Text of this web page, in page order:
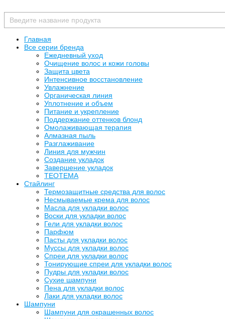
Главная
Все серии бренда
Ежедневный уход
Очищение волос и кожи головы
Защита цвета
Интенсивное восстановление
Увлажнение
Органическая линия
Уплотнение и объем
Питание и укрепление
Поддержание оттенков блонд
Омолаживающая терапия
Алмазная пыль
Разглаживание
Линия для мужчин
Создание укладок
Завершение укладок
TEOTEMA
Стайлинг
Термозащитные средства для волос
Несмываемые крема для волос
Масла для укладки волос
Воски для укладки волос
Гели для укладки волос
Парфюм
Пасты для укладки волос
Муссы для укладки волос
Спреи для укладки волос
Тонирующие спреи для укладки волос
Пудры для укладки волос
Сухие шампуни
Пена для укладки волос
Лаки для укладки волос
Шампуни
Шампуни для окрашенных волос